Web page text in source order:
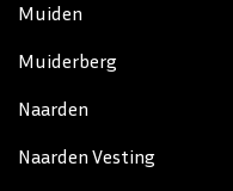
Muiden
Muiderberg
Naarden
Naarden Vesting